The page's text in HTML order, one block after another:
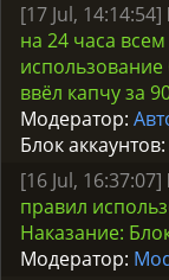
[17 Jul, 14:14:54]
на 24 часа
ввёл капчу за
Модератор:
Блок аккаунтов:
[16 Jul, 16:37:07]
правил
Наказание:
Модератор: